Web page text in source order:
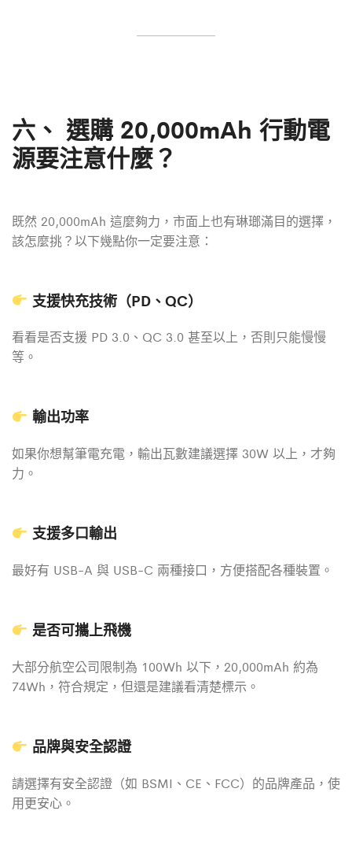
六、 選購 20,000mAh 行動電
源要注意什麼？
既然 20,000mAh 這麼夠力，市面上也有琳瑯滿目的選擇，
該怎麼挑？以下幾點你一定要注意：
支援快充技術（PD、QC）
看看是否支援 PD 3.0、QC 3.0 甚至以上，否則只能慢慢
等。
輸出功率
如果你想幫筆電充電，輸出瓦數建議選擇 30W 以上，才夠
力。
支援多口輸出
最好有 USB-A 與 USB-C 兩種接口，方便搭配各種裝置。
是否可攜上飛機
大部分航空公司限制為 100Wh 以下，20,000mAh 約為
74Wh，符合規定，但還是建議看清楚標示。
品牌與安全認證
請選擇有安全認證（如 BSMI、CE、FCC）的品牌產品，使
用更安心。